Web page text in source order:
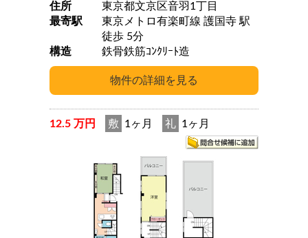
住所
東京都文京区音羽1丁目
最寄駅
東京メトロ有楽町線 護国寺 駅
徒歩 5分
構造
鉄骨鉄筋ｺﾝｸﾘｰﾄ造
12.5 万円 敷 1ヶ月 礼 1ヶ月